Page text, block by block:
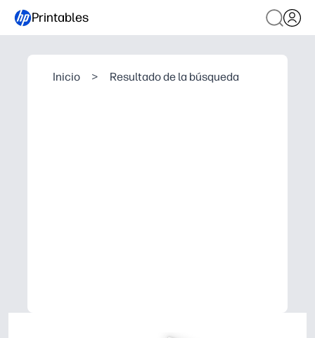
Printables
Inicio > Resultado de la búsqueda